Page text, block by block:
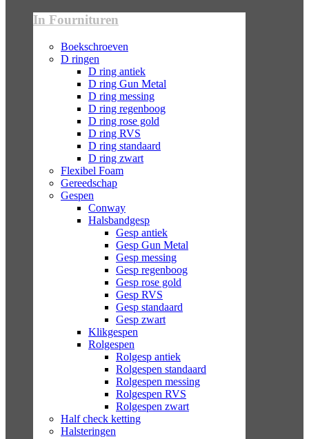
In Fournituren
Boekschroeven
D ringen
D ring antiek
D ring Gun Metal
D ring messing
D ring regenboog
D ring rose gold
D ring RVS
D ring standaard
D ring zwart
Flexibel Foam
Gereedschap
Gespen
Conway
Halsbandgesp
Gesp antiek
Gesp Gun Metal
Gesp messing
Gesp regenboog
Gesp rose gold
Gesp RVS
Gesp standaard
Gesp zwart
Klikgespen
Rolgespen
Rolgesp antiek
Rolgespen standaard
Rolgespen messing
Rolgespen RVS
Rolgespen zwart
Half check ketting
Halsteringen